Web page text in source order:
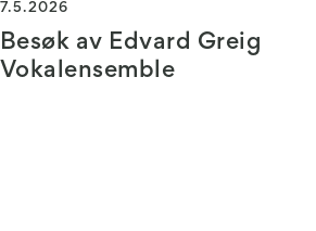
7.5.2026
Besøk av Edvard Greig
Vokalensemble